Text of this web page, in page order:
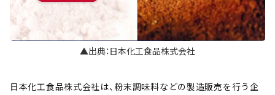
▲出典：日本化工食品株式会社
日本化工食品株式会社は、粉末調味料などの製造販売を行う企